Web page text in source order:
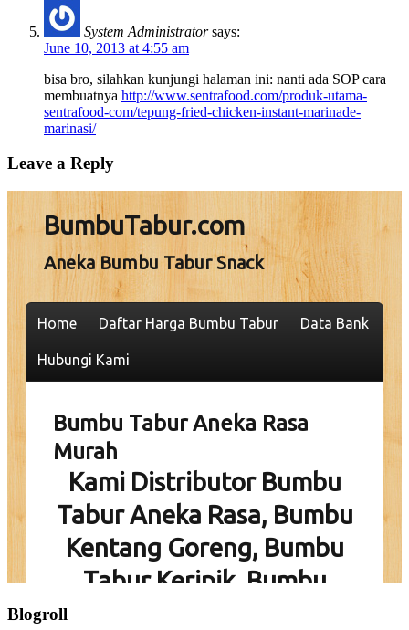
System Administrator says:
June 10, 2013 at 4:55 am
bisa bro, silahkan kunjungi halaman ini: nanti ada SOP cara
membuatnya http://www.sentrafood.com/produk-utama-
sentrafood-com/tepung-fried-chicken-instant-marinade-
marinasi/
Leave a Reply
Blogroll